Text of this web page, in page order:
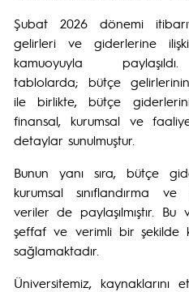
Şubat 2026 dönemi
gelirleri ve giderlerine
kamuoyuyla
tablolarda; bütçe gelirlerinin
ile birlikte, bütçe
finansal, kurumsal ve
detaylar sunulmuştur.
Bunun yanı sıra, bütçe
kurumsal sınıflandırma
veriler de paylaşılmıştır. Bu
şeffaf ve verimli bir şekilde
sağlamaktadır.
Üniversitemiz, kaynaklarını